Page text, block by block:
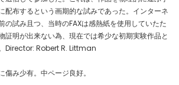
配布するという画期的な試みであった。インターネ
の試み且つ、当時のFAXは感熱紙を使用していたた
証明が出来ない為、現在では希少な初期実験作品と
Director: Robert R. Littman
み少有。中ページ良好。